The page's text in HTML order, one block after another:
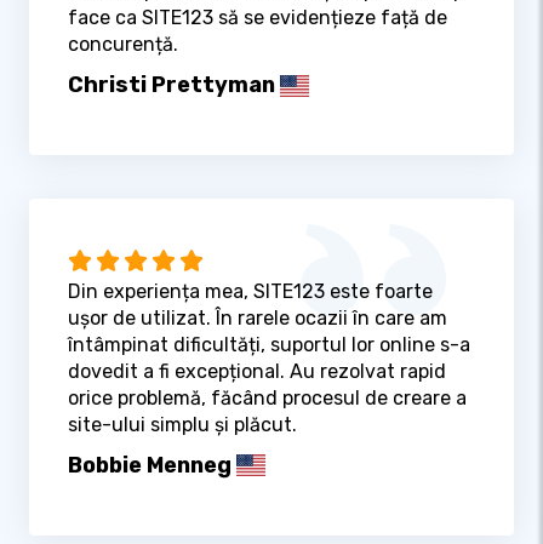
face ca SITE123 să se evidențieze față de
concurență.
Christi Prettyman
Din experiența mea, SITE123 este foarte
ușor de utilizat. În rarele ocazii în care am
întâmpinat dificultăți, suportul lor online s-a
dovedit a fi excepțional. Au rezolvat rapid
orice problemă, făcând procesul de creare a
site-ului simplu și plăcut.
Bobbie Menneg